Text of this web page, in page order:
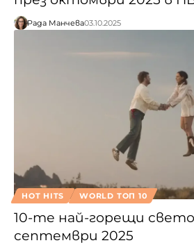
Рада Манчева03.10.2025
HOT HITS WORLD ТОП 10
10-те най-горещи
септември 2025